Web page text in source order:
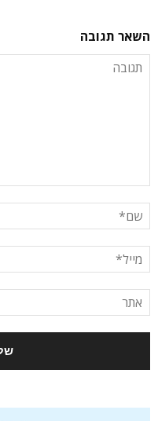
השאר תגובה